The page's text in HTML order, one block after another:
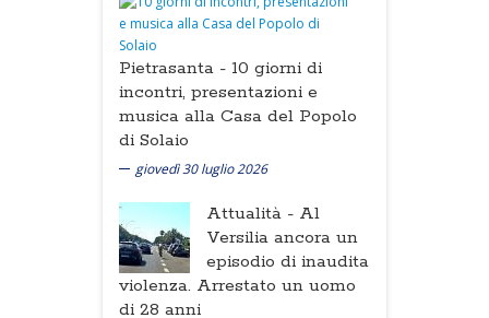
Pietrasanta - 10 giorni di
incontri, presentazioni e
musica alla Casa del Popolo
di Solaio
giovedì 30 luglio 2026
Attualità - Al
Versilia ancora un
episodio di inaudita
violenza. Arrestato un uomo
di 28 anni